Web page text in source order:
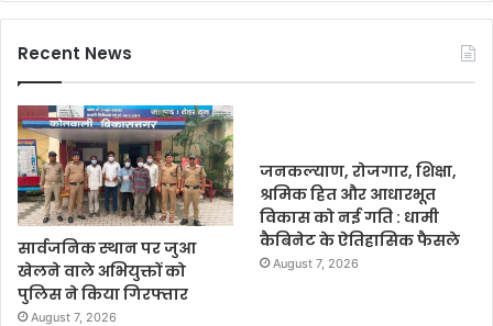
Recent News
सार्वजनिक स्थान पर जुआ
खेलने वाले अभियुक्तों को
पुलिस ने किया गिरफ्तार
August 7, 2026
जनकल्याण, रोजगार, शिक्षा,
श्रमिक हित और आधारभूत
विकास को नई गति : धामी
कैबिनेट के ऐतिहासिक फैसले
August 7, 2026